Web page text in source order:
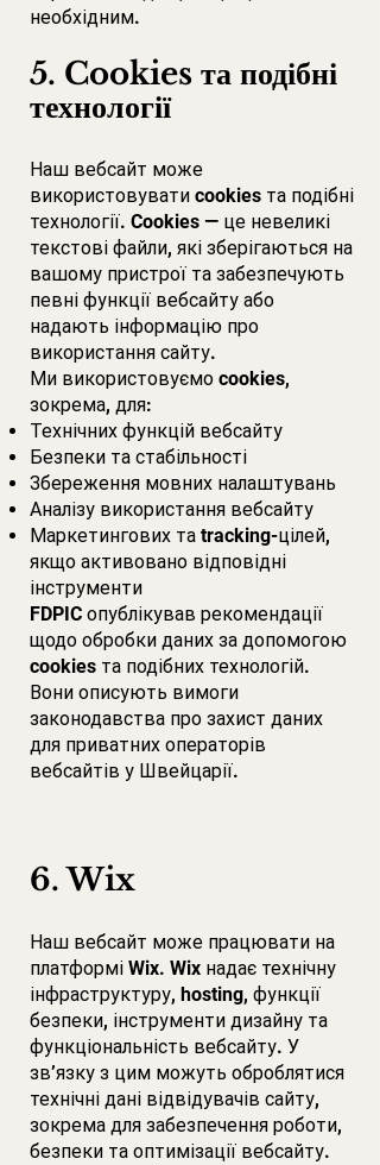
необхідним.
5. Cookies та подібні
технології
Наш вебсайт може
використовувати cookies та подібні
технології. Cookies — це невеликі
текстові файли, які зберігаються на
вашому пристрої та забезпечують
певні функції вебсайту або
надають інформацію про
використання сайту.
Ми використовуємо cookies,
зокрема, для:
Технічних функцій вебсайту
Безпеки та стабільності
Збереження мовних налаштувань
Аналізу використання вебсайту
Маркетингових та tracking-цілей,
якщо активовано відповідні
інструменти
FDPIC опублікував рекомендації
щодо обробки даних за допомогою
cookies та подібних технологій.
Вони описують вимоги
законодавства про захист даних
для приватних операторів
вебсайтів у Швейцарії.
6. Wix
Наш вебсайт може працювати на
платформі Wix. Wix надає технічну
інфраструктуру, hosting, функції
безпеки, інструменти дизайну та
функціональність вебсайту. У
зв’язку з цим можуть оброблятися
технічні дані відвідувачів сайту,
зокрема для забезпечення роботи,
безпеки та оптимізації вебсайту.